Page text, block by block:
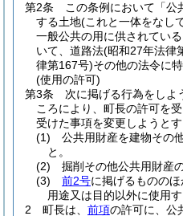
第2条
この条例において「公
する土地(これと一体をなし
一般公共の用に供されてい
いて、道路法(昭和27年法律
律第167号)その他の法令に
(使用の許可)
第3条
次に掲げる行為をしよ
ころにより、町長の許可を
受けた事項を変更しようと
(1)
公共用財産を建物その
と。
(2)
掘削その他公共用財産
(3)
前2号に掲げるものの
用途又は目的以外に使用す
2
町長は、 前項の許可に、公